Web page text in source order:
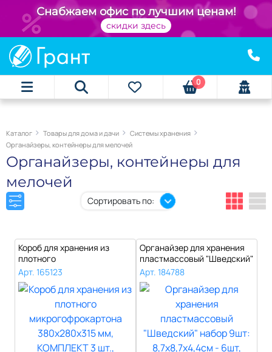
Снабжаем офис по лучшим ценам!
скидки здесь
0
Каталог Товары для дома и дачи
Системы хранения
Органайзеры, контейнеры для мелочей
Органайзеры, контейнеры для
мелочей
Сортировать по:
Короб для хранения из
плотного
микрогофрокартона
380х28..
Арт. 165123
Органайзер для хранения
пластмассовый "Шведский"
набор ..
Арт. 184788